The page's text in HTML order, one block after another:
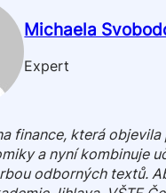
Michaela
Expert
finance, která objevila
a nyní kombinuje
odborných textů.